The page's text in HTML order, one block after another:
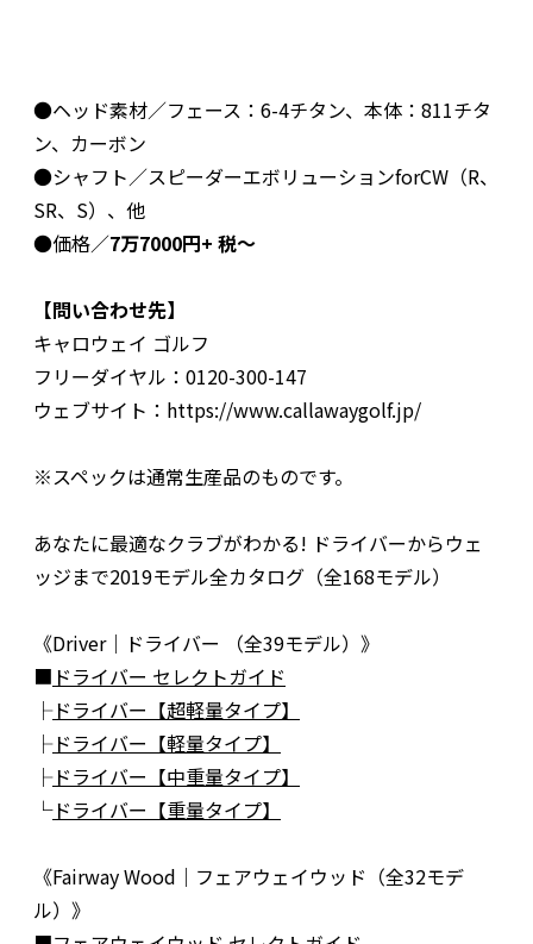
●ヘッド素材／フェース：6-4チタン、本体：811チタ
ン、カーボン
●シャフト／スピーダーエボリューションforCW（R、
SR、S）、他
●価格／7万7000円+ 税～
【問い合わせ先】
キャロウェイ ゴルフ
フリーダイヤル：0120-300-147
ウェブサイト：https://www.callawaygolf.jp/
※スペックは通常生産品のものです。
あなたに最適なクラブがわかる! ドライバーからウェ
ッジまで2019モデル全カタログ（全168モデル）
《Driver｜ドライバー （全39モデル）》
■ ドライバー セレクトガイド
├ドライバー【超軽量タイプ】
├ドライバー【軽量タイプ】
├ドライバー【中重量タイプ】
└ドライバー【重量タイプ】
《Fairway Wood｜フェアウェイウッド（全32モデ
ル）》